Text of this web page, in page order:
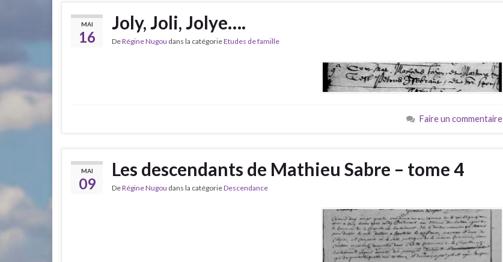
MAI
16
Joly, Joli, Jolye….
DeRégine Nugou dans la catégorieEtudes de famille
Faire un commentaire
MAI
09
Les descendants de Mathieu Sabre – tome 4
DeRégine Nugou dans la catégorieDescendance